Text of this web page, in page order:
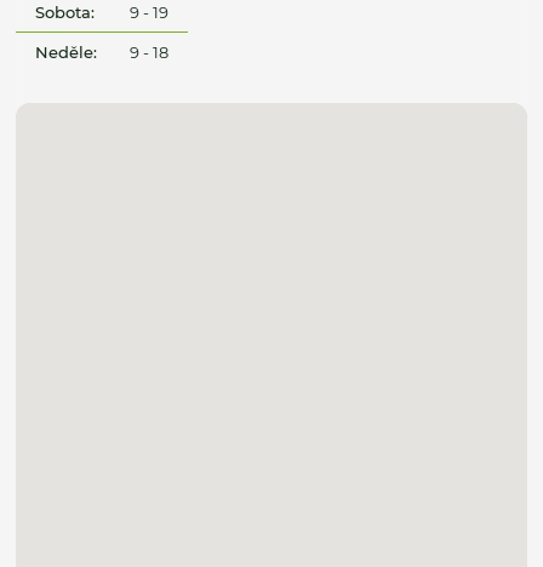
Sobota: 9 - 19
Neděle: 9 - 18